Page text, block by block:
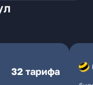
32 тарифа